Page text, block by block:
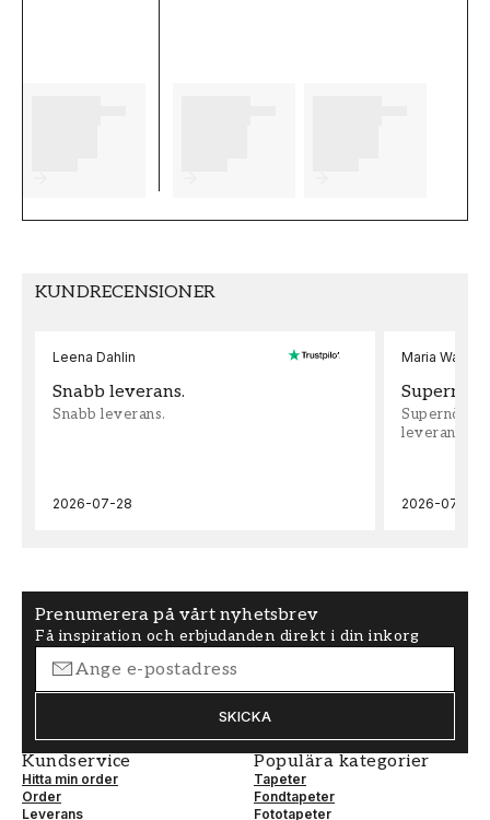
KUNDRECENSIONER
Leena Dahlin
Snabb leverans.
Snabb leverans.
2026-07-28
Maria
leveran,
2026-07-22
Prenumerera på vårt nyhetsbrev
Få inspiration och erbjudanden direkt i din inkorg
SKICKA
Kundservice
Hitta min order
Order
Leverans
Populära kategorier
Tapeter
Fondtapeter
Fototapeter